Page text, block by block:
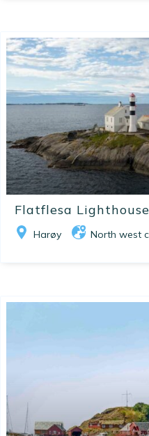
Flatflesa
Harøy North west